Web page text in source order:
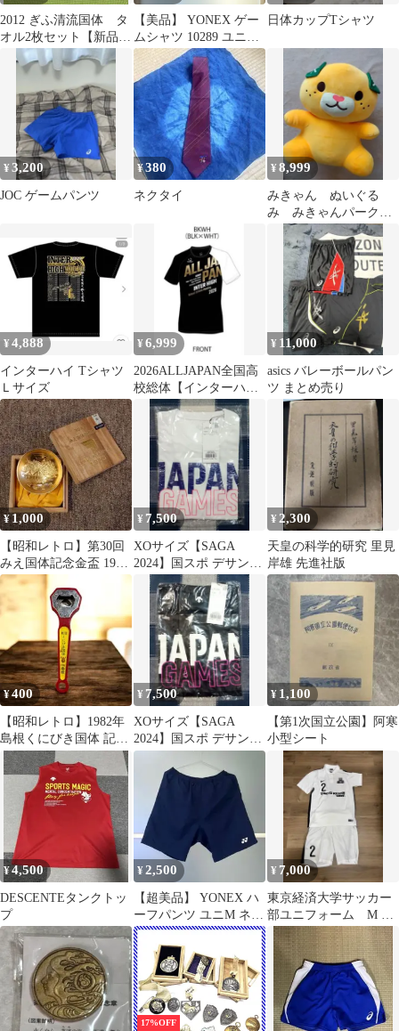
2012 ぎふ清流国体 タ
オル2枚セット【新品未
開封】
【美品】 YONEX ゲー
ムシャツ 10289 ユニL
廃盤 日本代表モデル
日体カップTシャツ
¥3,200
JOC ゲームパンツ
¥380
ネクタイ
¥8,999
みきゃん ぬいぐる
み みきゃんパーク
くじ 特賞
¥4,888
インターハイ Tシャツ
Ｌサイズ
¥6,999
2026ALLJAPAN全国高
校総体【インターハ
イ】記念TシャツOサイ
ズゴールド
¥ 11,000
asics バレーボールパン
ツ まとめ売り
¥ 1,000
【昭和レトロ】第30回
みえ国体記念金盃 1975
年 木箱入り
¥ 7,500
XOサイズ【SAGA
2024】国スポ デサント
JAPAN GAME ホワイト
¥ 2,300
天皇の科学的研究 里見
岸雄 先進社版
¥400
【昭和レトロ】1982年
島根くにびき国体 記念
栓抜き 缶切り 多機能
当時物
¥ 7,500
XOサイズ【SAGA
2024】国スポ デサント
JAPAN GAME ネイビー
¥ 1,100
【第1次国立公園】阿寒
小型シート
¥4,500
DESCENTEタンクトッ
プ
¥2,500
【超美品】 YONEX ハ
ーフパンツ ユニM ネイ
ビー 最新モデル
¥ 7,000
東京経済大学サッカー
部ユニフォーム M 支
給品 大学 上下セット
ナイキ 高校
17%OFF